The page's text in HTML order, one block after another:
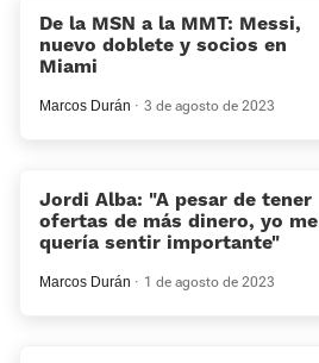
De la MSN a la MMT: Messi,
nuevo doblete y socios en
Miami
Marcos Durán 3 de agosto de 2023
Jordi Alba: “A pesar de tener
ofertas de más dinero, yo me
quería sentir importante”
Marcos Durán 1 de agosto de 2023